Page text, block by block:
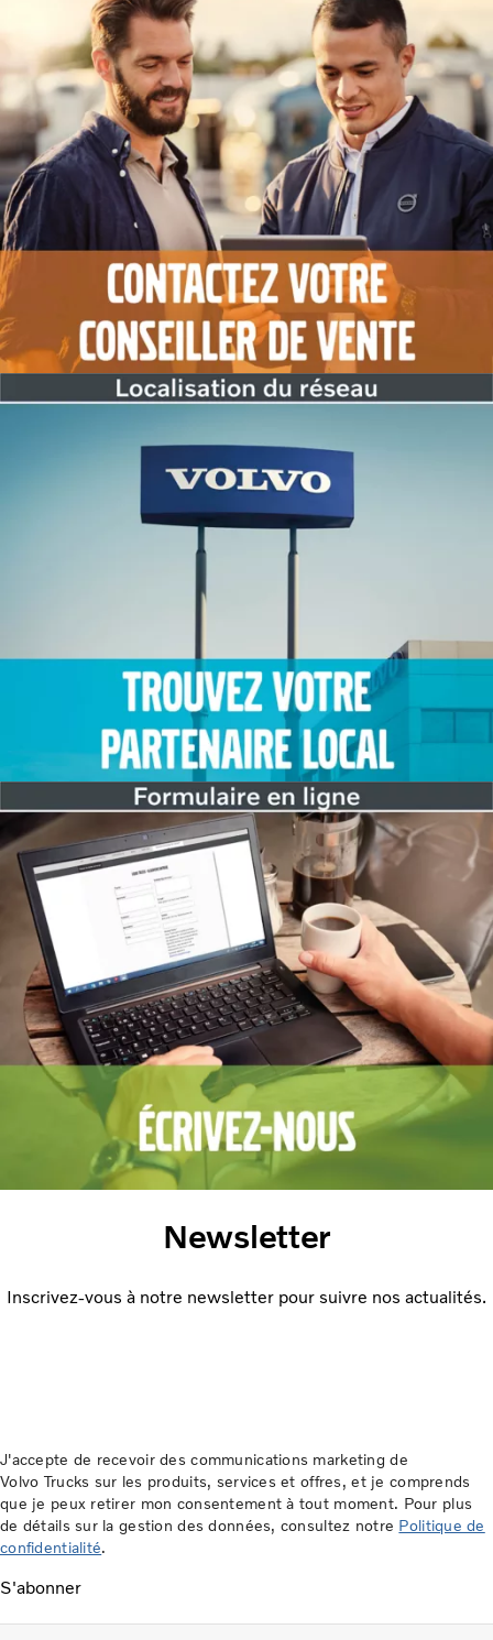
Newsletter
Inscrivez-vous à notre newsletter pour suivre nos actualités.
J'accepte de recevoir des communications marketing de
Volvo Trucks sur les produits, services et offres, et je comprends
que je peux retirer mon consentement à tout moment. Pour plus
de détails sur la gestion des données, consultez notre Politique de
confidentialité.
S'abonner